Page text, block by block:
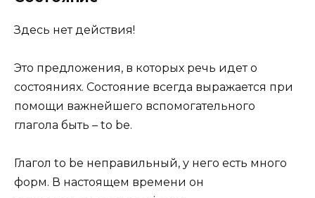
Здесь нет действия!
Это предложения, в которых речь идет о
состояниях. Состояние всегда выражается при
помощи важнейшего вспомогательного
глагола быть – to be.
Глагол to be неправильный, у него есть много
форм. В настоящем времени он